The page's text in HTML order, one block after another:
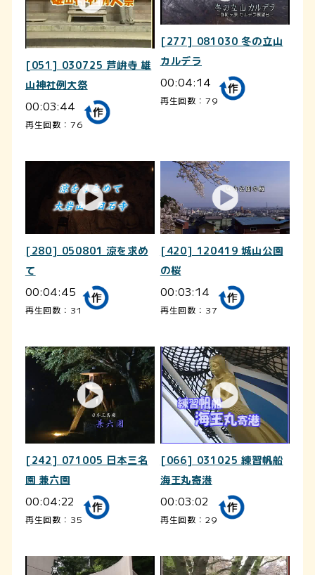
[051] 030725 芦峅寺 雄
山神社例大祭
00:03:44
再生回数：76
[277] 081030 冬の立山
カルデラ
00:04:14
再生回数：79
[280] 050801 涼を求め
て
00:04:45
再生回数：31
[420] 120419 城山公園
の桜
00:03:14
再生回数：37
[242] 071005 日本三名
園 兼六園
00:04:22
再生回数：35
[066] 031025 練習帆船
海王丸寄港
00:03:02
再生回数：29